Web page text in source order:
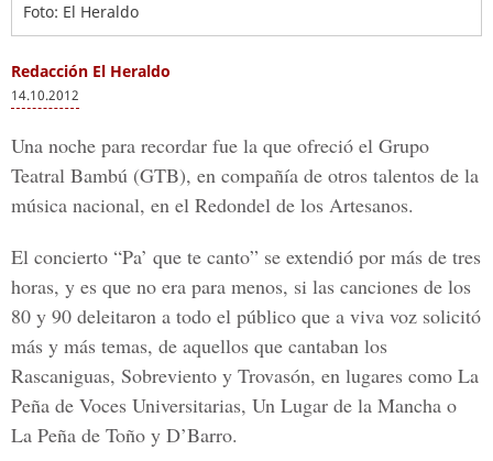
Foto: El Heraldo
Redacción El Heraldo
14.10.2012
Una noche para recordar fue la que ofreció el Grupo
Teatral Bambú (GTB), en compañía de otros talentos de la
música nacional, en el Redondel de los Artesanos.
El concierto “Pa’ que te canto” se extendió por más de tres
horas, y es que no era para menos, si las canciones de los
80 y 90 deleitaron a todo el público que a viva voz solicitó
más y más temas, de aquellos que cantaban los
Rascaniguas, Sobreviento y Trovasón, en lugares como La
Peña de Voces Universitarias, Un Lugar de la Mancha o
La Peña de Toño y D’Barro.